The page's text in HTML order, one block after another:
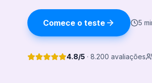
Comece o teste 5
4.8/5 · 8.200 avaliações